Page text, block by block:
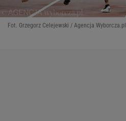
Fot. Grzegorz Celejewski / Agencja Wyborcza.pl